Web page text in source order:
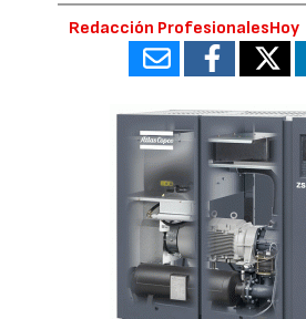
Redacción ProfesionalesHoy